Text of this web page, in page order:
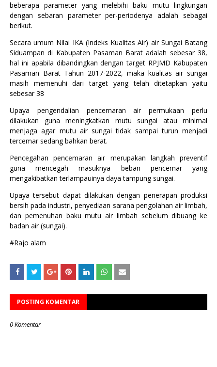
beberapa parameter yang melebihi baku mutu lingkungan
dengan sebaran parameter per-periodenya adalah sebagai
berikut.
Secara umum Nilai IKA (Indeks Kualitas Air) air Sungai Batang
Siduampan di Kabupaten Pasaman Barat adalah sebesar 38,
hal ini apabila dibandingkan dengan target RPJMD Kabupaten
Pasaman Barat Tahun 2017-2022, maka kualitas air sungai
masih memenuhi dari target yang telah ditetapkan yaitu
sebesar 38
Upaya pengendalian pencemaran air permukaan perlu
dilakukan guna meningkatkan mutu sungai atau minimal
menjaga agar mutu air sungai tidak sampai turun menjadi
tercemar sedang bahkan berat.
Pencegahan pencemaran air merupakan langkah preventif
guna mencegah masuknya beban pencemar yang
mengakibatkan terlampauinya daya tampung sungai.
Upaya tersebut dapat dilakukan dengan penerapan produksi
bersih pada industri, penyediaan sarana pengolahan air limbah,
dan pemenuhan baku mutu air limbah sebelum dibuang ke
badan air (sungai).
#Rajo alam
POSTING KOMENTAR
0 Komentar